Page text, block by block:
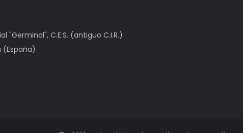
C.E.S. (antiguo C.I.R.)
(España)